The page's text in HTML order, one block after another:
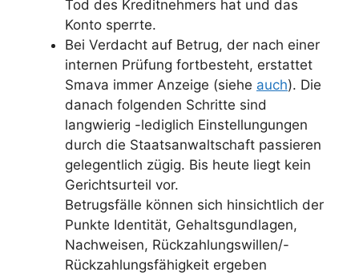
Tod des Kreditnehmers hat und das
Konto sperrte.
Bei Verdacht auf Betrug, der nach einer
internen Prüfung fortbesteht, erstattet
Smava immer Anzeige (siehe auch). Die
danach folgenden Schritte sind
langwierig -lediglich Einstellungungen
durch die Staatsanwaltschaft passieren
gelegentlich zügig. Bis heute liegt kein
Gerichtsurteil vor.
Betrugsfälle können sich hinsichtlich der
Punkte Identität, Gehaltsgundlagen,
Nachweisen, Rückzahlungswillen/-
Rückzahlungsfähigkeit ergeben